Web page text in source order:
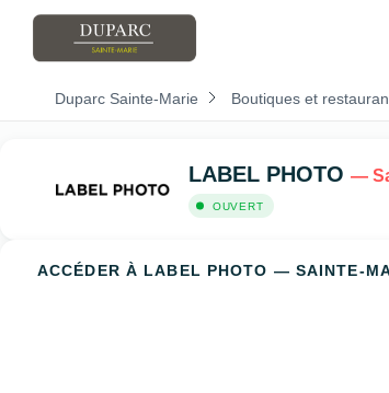
Duparc Sainte-Marie Boutiques et
LABEL PHOTO —
OUVERT
ACCÉDER À LABEL PHOTO — SAINTE-